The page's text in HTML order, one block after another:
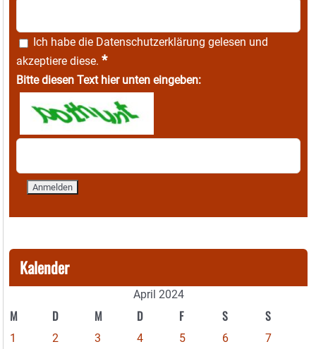
Ich habe die Datenschutzerklärung gelesen und
akzeptiere diese. *
Bitte diesen Text hier unten eingeben:
Kalender
April 2024
M D M D F S S
1 2 3 4 5 6
7